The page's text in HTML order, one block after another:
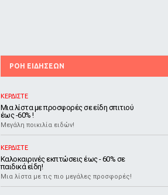
ΡΟΗ ΕΙΔΗΣΕΩΝ
ΚΕΡΔΙΣΤΕ
Μια λίστα με προσφορές σε είδη σπιτιού
έως -60% !
Μεγάλη ποικιλία ειδών!
ΚΕΡΔΙΣΤΕ
Καλοκαιρινές εκπτώσεις έως - 60% σε
παιδικά είδη!
Μια λίστα με τις πιο μεγάλες προσφορές!